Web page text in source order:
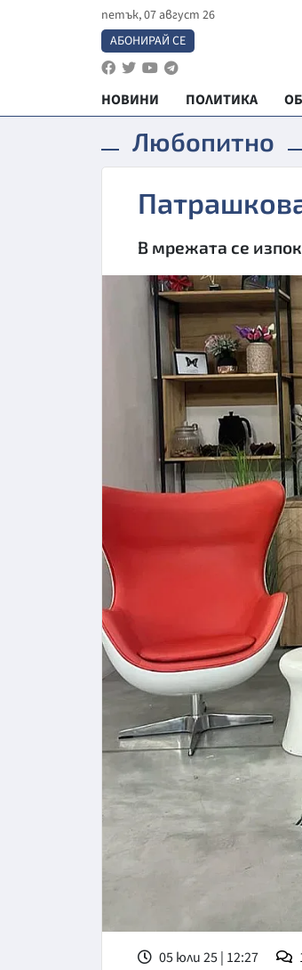
петък, 07 август 26
АБОНИРАЙ СЕ
НОВИНИ ПОЛИТИКА
Любопитно
В мрежата се
05 юли 25 | 12:27